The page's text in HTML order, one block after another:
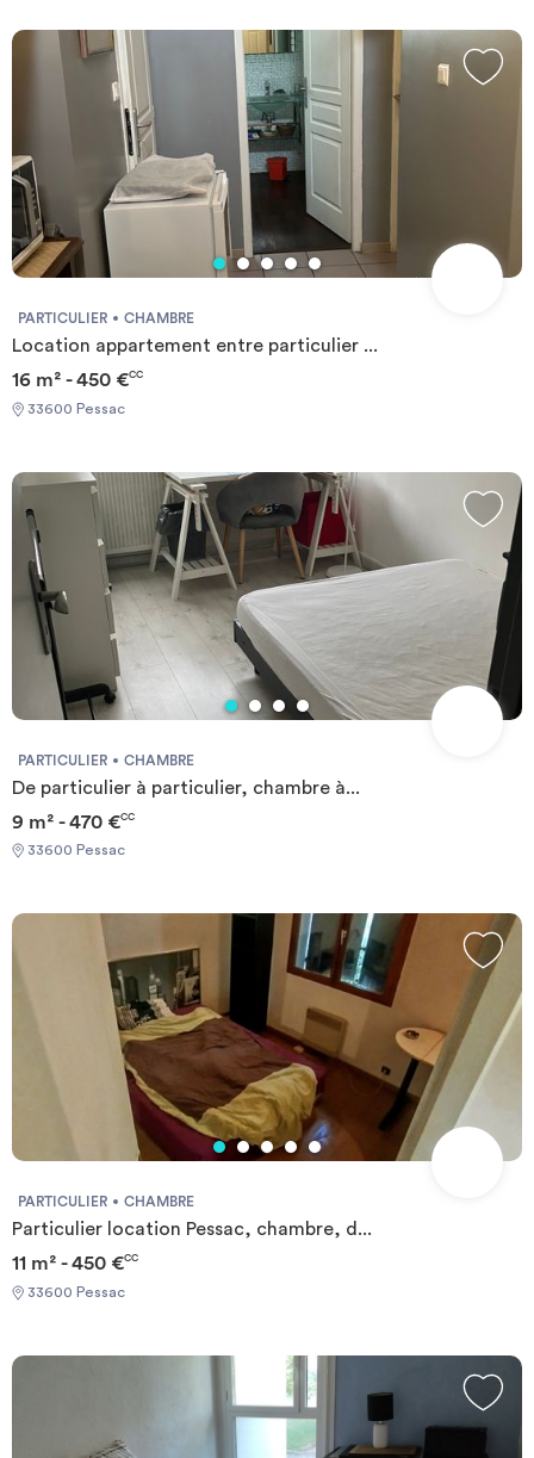
PARTICULIER CHAMBRE
Location appartement entre particulier ...
16 m² - 450 €CC
33600 Pessac
PARTICULIER CHAMBRE
De particulier à particulier, chambre à...
9 m² - 470 €CC
33600 Pessac
PARTICULIER CHAMBRE
Particulier location Pessac, chambre, d...
11 m² - 450 €CC
33600 Pessac